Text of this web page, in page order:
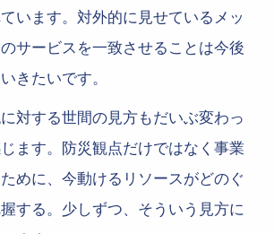
います。対外的に見せているメッ
サービスを一致させることは今後
きたいです。
対する世間の見方もだいぶ変わっ
ます。防災観点だけではなく事業
めに、今動けるリソースがどのぐ
する。少しずつ、そういう見方に